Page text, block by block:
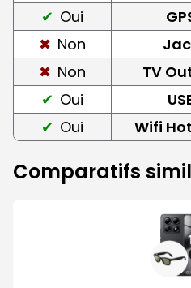
Oui
Non
Non
TV
Oui
Oui
Wifi
Comparatifs